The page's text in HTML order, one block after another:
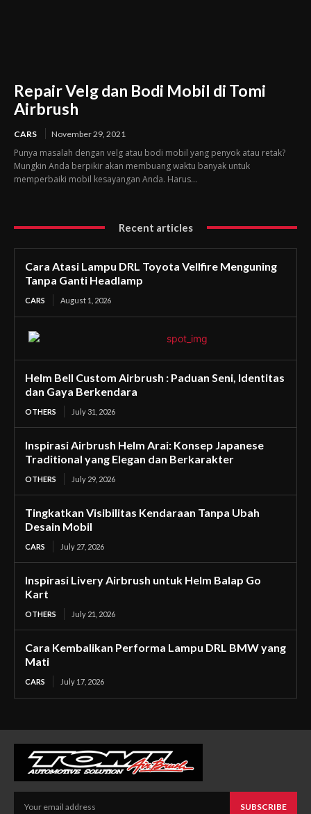
Repair Velg dan Bodi Mobil di Tomi
Airbrush
CARS November 29, 2021
Punya masalah dengan velg atau bodi mobil yang penyok atau retak?
Mungkin Anda berpikir akan membuang waktu banyak untuk
memperbaiki mobil kesayangan Anda. Harus...
Recent articles
Cara Atasi Lampu DRL Toyota Vellfire Menguning
Tanpa Ganti Headlamp
CARS August 1, 2026
Helm Bell Custom Airbrush : Paduan Seni, Identitas
dan Gaya Berkendara
OTHERS July 31, 2026
Inspirasi Airbrush Helm Arai: Konsep Japanese
Traditional yang Elegan dan Berkarakter
OTHERS July 29, 2026
Tingkatkan Visibilitas Kendaraan Tanpa Ubah
Desain Mobil
CARS July 27, 2026
Inspirasi Livery Airbrush untuk Helm Balap Go
Kart
OTHERS July 21, 2026
Cara Kembalikan Performa Lampu DRL BMW yang
Mati
CARS July 17, 2026
SUBSCRIBE